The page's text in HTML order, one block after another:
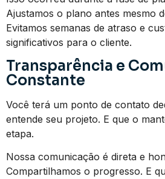
Ajustamos o plano antes mesmo
Evitamos semanas de atraso e
significativos para o cliente.
Transparência e
Constante
Você terá um ponto de contato
entende seu projeto. E que o
etapa.
Nossa comunicação é direta e
Compartilhamos o progresso. E